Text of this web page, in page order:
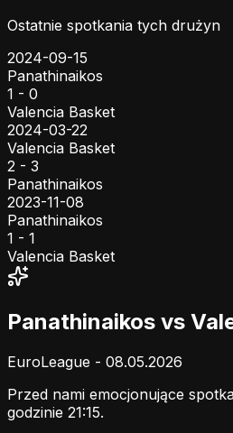
Ostatnie spotkania tych drużyn
2024-09-15
Panathinaikos
1 - 0
Valencia Basket
2024-03-22
Valencia Basket
2 - 3
Panathinaikos
2023-11-08
Panathinaikos
1 - 1
Valencia Basket
Panathinaikos vs
EuroLeague - 08.05.2026
Przed nami emocjonujące
godzinie 21:15.